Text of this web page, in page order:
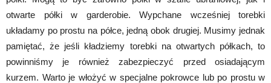
otwarte półki w garderobie. Wypchane wcześniej torebki
układamy po prostu na półce, jedną obok drugiej. Musimy jednak
pamiętać, że jeśli kładziemy torebki na otwartych półkach, to
powinniśmy je również zabezpieczyć przed osiadającym
kurzem. Warto je włożyć w specjalne pokrowce lub po prostu w